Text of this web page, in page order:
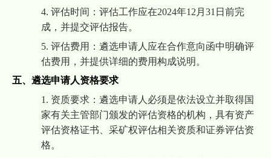
4. 评估时间：评估工作应在2024年12 月 31 日前完
成，并提交评估报告。
5. 评估费用： 遴选申请人 应在合作意向函中明确评
估费用，并提供详细的费用构成说明。
五、 遴选申请人资格要求
1. 资质要求： 遴选申请人 必须是依法设立并取得国
家有关主管部门颁发的评估资格的机构，具有资产
评估资格证书
采矿权评估相关资质和证券评估资
格。